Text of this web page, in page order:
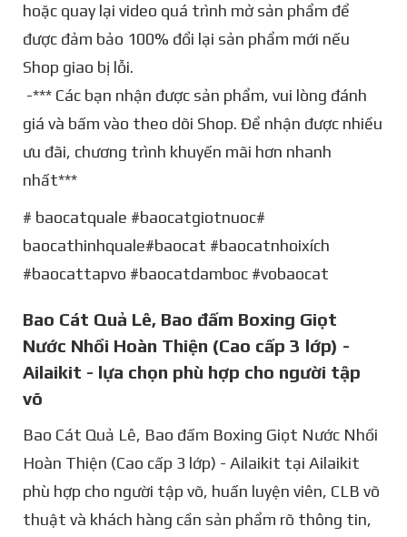
hoặc quay lại video quá trình mở sản phẩm để
được đảm bảo 100% đổi lại sản phẩm mới nếu
Shop giao bị lỗi.
-*** Các bạn nhận được sản phẩm, vui lòng đánh
giá và bấm vào theo dõi Shop. Để nhận được nhiều
ưu đãi, chương trình khuyến mãi hơn nhanh
nhất***
# baocatquale #baocatgiotnuoc#
baocathinhquale#baocat #baocatnhoixích
#baocattapvo #baocatdamboc #vobaocat
Bao Cát Quả Lê, Bao đấm Boxing Giọt
Nước Nhồi Hoàn Thiện (Cao cấp 3 lớp) -
Ailaikit - lựa chọn phù hợp cho người tập
võ
Bao Cát Quả Lê, Bao đấm Boxing Giọt Nước Nhồi
Hoàn Thiện (Cao cấp 3 lớp) - Ailaikit tại Ailaikit
phù hợp cho người tập võ, huấn luyện viên, CLB võ
thuật và khách hàng cần sản phẩm rõ thông tin,